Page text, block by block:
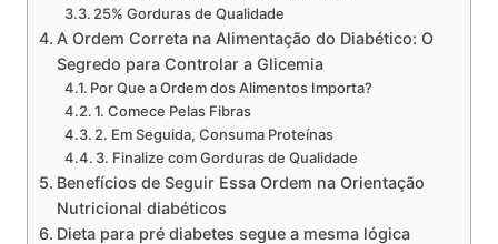
25% Gorduras de Qualidade
A Ordem Correta na Alimentação do Diabético: O
Segredo para Controlar a Glicemia
Por Que a Ordem dos Alimentos Importa?
1. Comece Pelas Fibras
2. Em Seguida, Consuma Proteínas
3. Finalize com Gorduras de Qualidade
Benefícios de Seguir Essa Ordem na Orientação
Nutricional diabéticos
Dieta para pré diabetes segue a mesma lógica